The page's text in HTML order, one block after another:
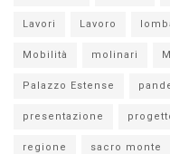
Lavori Lavoro
Mobilità molinari
Palazzo Estense
presentazione
regione sacro monte